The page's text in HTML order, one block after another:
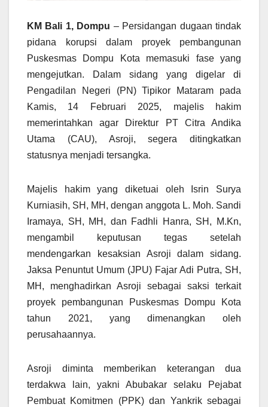
KM Bali 1, Dompu – Persidangan dugaan tindak
pidana korupsi dalam proyek pembangunan
Puskesmas Dompu Kota memasuki fase yang
mengejutkan. Dalam sidang yang digelar di
Pengadilan Negeri (PN) Tipikor Mataram pada
Kamis, 14 Februari 2025, majelis hakim
memerintahkan agar Direktur PT Citra Andika
Utama (CAU), Asroji, segera ditingkatkan
statusnya menjadi tersangka.
Majelis hakim yang diketuai oleh Isrin Surya
Kurniasih, SH, MH, dengan anggota L. Moh. Sandi
Iramaya, SH, MH, dan Fadhli Hanra, SH, M.Kn,
mengambil keputusan tegas setelah
mendengarkan kesaksian Asroji dalam sidang.
Jaksa Penuntut Umum (JPU) Fajar Adi Putra, SH,
MH, menghadirkan Asroji sebagai saksi terkait
proyek pembangunan Puskesmas Dompu Kota
tahun 2021, yang dimenangkan oleh
perusahaannya.
Asroji diminta memberikan keterangan dua
terdakwa lain, yakni Abubakar selaku Pejabat
Pembuat Komitmen (PPK) dan Yankrik sebagai